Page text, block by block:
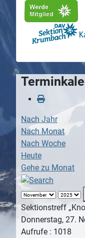
Nach Jahr
Nach Monat
Nach Woche
Heute
Gehe zu Monat
Sektionstreff
Donnerstag, 27.
Aufrufe : 1018